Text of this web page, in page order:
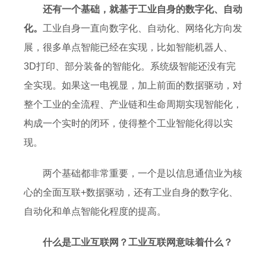
还有一个基础，就基于工业自身的数字化、自动
化。 工业自身一直向数字化、自动化、网络化方向发
展，很多单点智能已经在实现，比如智能机器人、
3D打印、部分装备的智能化。系统级智能还没有完
全实现。如果这一电视显，加上前面的数据驱动，对
整个工业的全流程、产业链和生命周期实现智能化，
构成一个实时的闭环，使得整个工业智能化得以实
现。
两个基础都非常重要，一个是以信息通信业为核
心的全面互联+数据驱动，还有工业自身的数字化、
自动化和单点智能化程度的提高。
什么是工业互联网？工业互联网意味着什么？